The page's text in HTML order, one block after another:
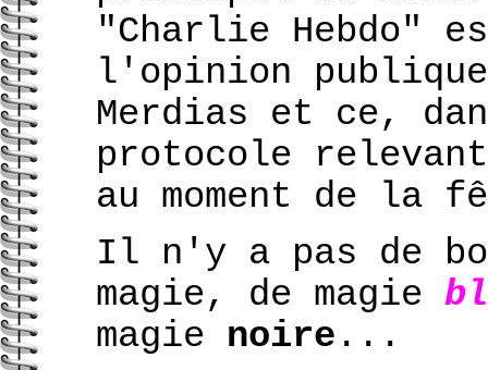
"Charlie Hebdo"
l'opinion
Merdias et ce,
protocole
au moment de la
Il n'y a pas de
magie, de magie
magie noire ...